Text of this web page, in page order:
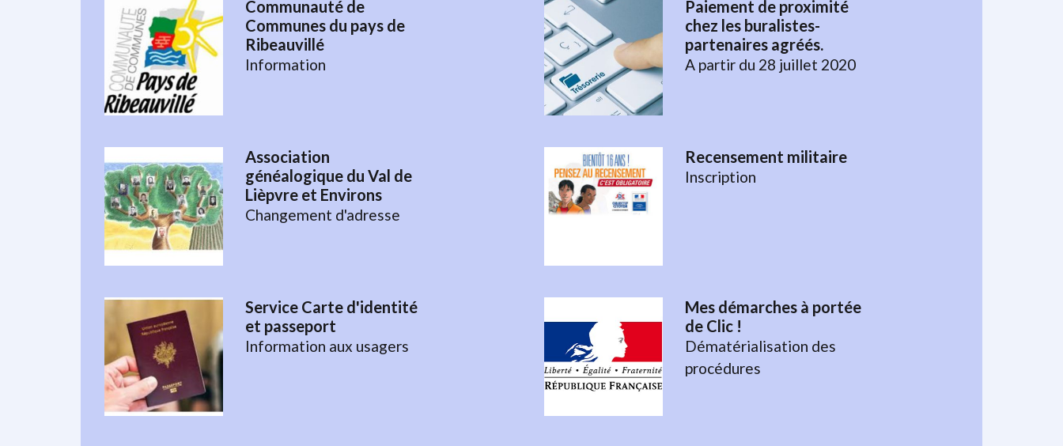
Communauté de
Communes du pays de
Ribeauvillé
Information
Paiement de proximité
chez les buralistes-
partenaires agréés.
A partir du 28 juillet 2020
Association
généalogique du Val de
Lièpvre et Environs
Changement d'adresse
Recensement militaire
Inscription
Service Carte d'identité
et passeport
Information aux usagers
Mes démarches à portée
de Clic !
Dématérialisation des
procédures